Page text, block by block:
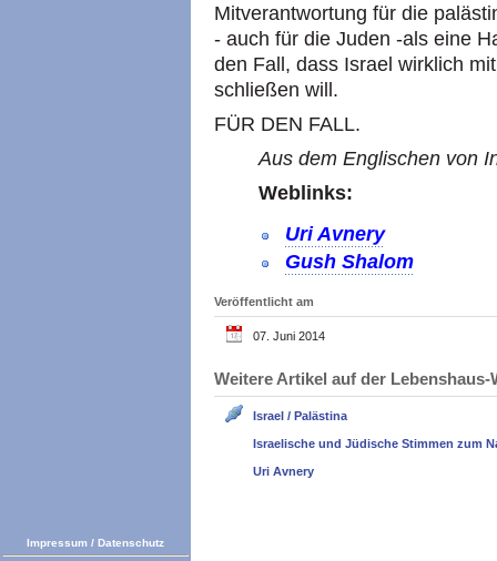
Mitverantwortung für die
- auch für die Juden -als eine
den Fall, dass Israel wirklich
schließen will.
FÜR DEN FALL.
Aus dem Englischen von
Weblinks:
Uri Avnery
Gush Shalom
Veröffentlicht am
07. Juni 2014
Weitere Artikel auf der
Israel / Palästina
Israelische und Jüdische Stimmen zum
Uri Avnery
Impressum / Datenschutz